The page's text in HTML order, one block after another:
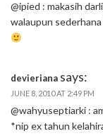
@ipied : makasih
walaupun
devieriana says:
JUNE 8, 2010 AT 2:49 PM
@wahyuseptiarki :
*nip ex tahun